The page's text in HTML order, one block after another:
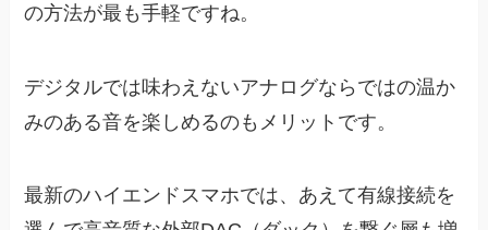
の方法が最も手軽ですね。
デジタルでは味わえないアナログならではの温か
みのある音を楽しめるのもメリットです。
最新のハイエンドスマホでは、あえて有線接続を